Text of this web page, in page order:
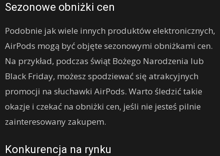
Sezonowe obniżki cen
Podobnie jak wiele innych produktów elektronicznych,
AirPods mogą być objęte sezonowymi obniżkami cen.
Na przykład, podczas świąt Bożego Narodzenia lub
Black Friday, możesz spodziewać się atrakcyjnych
promocji na słuchawki AirPods. Warto śledzić takie
okazje i czekać na obniżki cen, jeśli nie jesteś pilnie
zainteresowany zakupem.
Konkurencja na rynku